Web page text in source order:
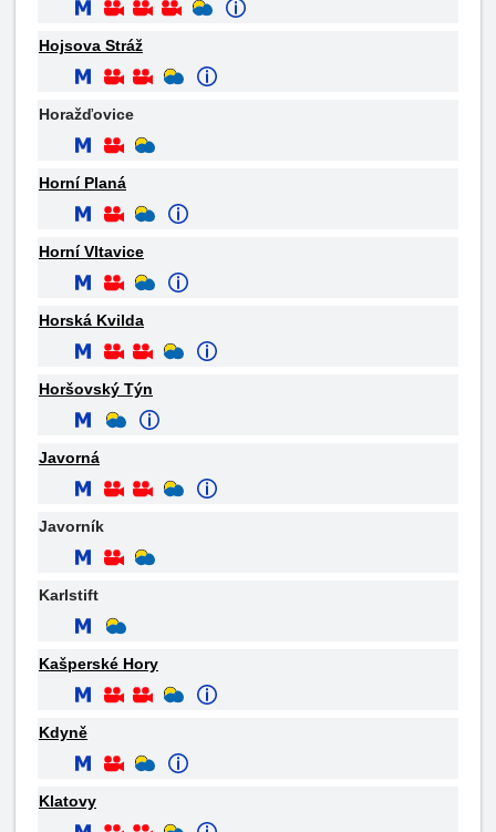
Hojsova Stráž
Horažďovice
Horní Planá
Horní Vltavice
Horská Kvilda
Horšovský Týn
Javorná
Javorník
Karlstift
Kašperské Hory
Kdyně
Klatovy